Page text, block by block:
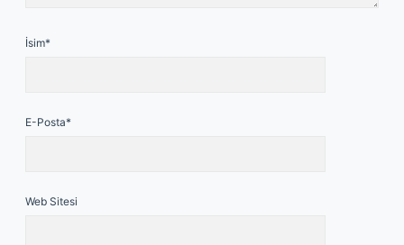
İsim*
E-Posta*
Web Sitesi